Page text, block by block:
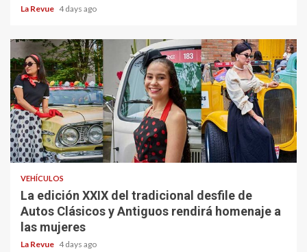
La Revue 4 days ago
VEHÍCULOS
La edición XXIX del tradicional desfile de
Autos Clásicos y Antiguos rendirá homenaje a
las mujeres
La Revue 4 days ago